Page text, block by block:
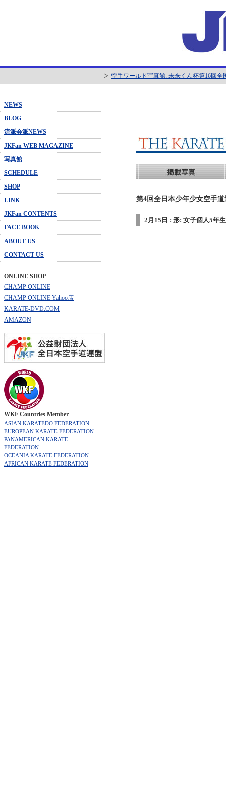
空手ワールド写真館: 未来くん杯第16回
NEWS
BLOG
流派会派NEWS
JKFan WEB MAGAZINE
写真館
SCHEDULE
SHOP
LINK
JKFan CONTENTS
FACE BOOK
ABOUT US
CONTACT US
ONLINE SHOP
CHAMP ONLINE
CHAMP ONLINE Yahoo店
KARATE-DVD.COM
AMAZON
WKF Countries Member
ASIAN KARATEDO FEDERATION
EUROPEAN KARATE FEDERATION
PANAMERICAN KARATE
FEDERATION
OCEANIA KARATE FEDERATION
AFRICAN KARATE FEDERATION
第4回全日本少年少女空手
2月15日 : 形: 女子個人5年